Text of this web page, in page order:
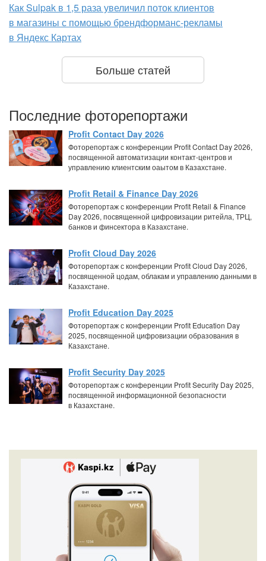
Как Sulpak в 1,5 раза увеличил поток клиентов
в магазины с помощью брендформанс-рекламы
в Яндекс Картах
Больше статей
Последние фоторепортажи
Profit Contact Day 2026
Фоторепортаж с конференции Profit Contact Day 2026,
посвященной автоматизации контакт-центров и
управлению клиентским оаытом в Казахстане.
Profit Retail & Finance Day 2026
Фоторепортаж с конференции Profit Retail & Finance
Day 2026, посвященной цифровизации ритейла, ТРЦ,
банков и финсектора в Казахстане.
Profit Cloud Day 2026
Фоторепортаж с конференции Profit Cloud Day 2026,
посвященной цодам, облакам и управлению данными в
Казахстане.
Profit Education Day 2025
Фоторепортаж с конференции Profit Education Day
2025, посвященной цифровизации образования в
Казахстане.
Profit Security Day 2025
Фоторепортаж с конференции Profit Security Day 2025,
посвященной информационной безопасности
в Казахстане.